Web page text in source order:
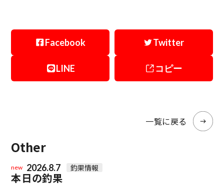
Facebook Twitter
LINE コピー
一覧に戻る
Other
new 2026.8.7 釣果情報
本日の釣果